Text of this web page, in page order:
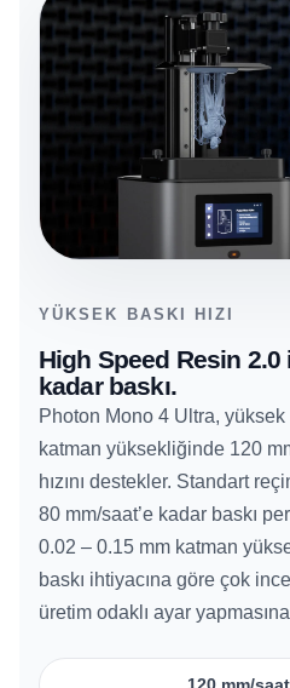
YÜKSEK BASKI HIZI
High Speed Resin 2.0
kadar baskı.
Photon Mono 4 Ultra, yüksek
katman yüksekliğinde 120
hızını destekler. Standart
80 mm/saat’e kadar baskı
0.02 – 0.15 mm katman
baskı ihtiyacına göre çok
üretim odaklı ayar